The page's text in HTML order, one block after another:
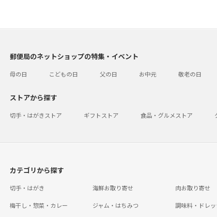
郵便局のネットショップの特集・イベント
母の日 こどもの日 父の日 お中元 敬老の日
ストアから探す
切手・はがきストア ギフトストア 食品・グルメストア
カテゴリから探す
切手・はがき 海鮮お取り寄せ 肉お取り寄せ
梅干し・惣菜・カレー ジャム・はちみつ 調味料・ドレ